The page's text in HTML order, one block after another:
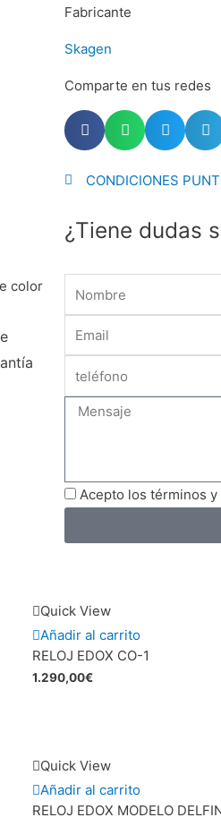
Aaren
Kulor
Fabricante
Skagen
Comparte en tus redes
CONDICIONES
color
¿Tiene dudas
Email
Message
Acepto los términos
Quick View
Añadir al carrito
RELOJ EDOX CO-1
1.290,00€
Quick View
Añadir al carrito
RELOJ EDOX MODELO